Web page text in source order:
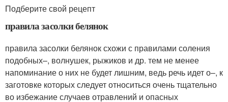
Подберите свой рецепт
правила засолки белянок
правила засолки белянок схожи с правилами соления
подобных–, волнушек, рыжиков и др. тем не менее
напоминание о них не будет лишним, ведь речь идет о–, к
заготовке которых следует относиться очень тщательно
во избежание случаев отравлений и опасных